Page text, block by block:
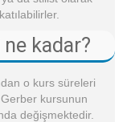
kadar?
o kurs süreleri
kursunun
değişmektedir.